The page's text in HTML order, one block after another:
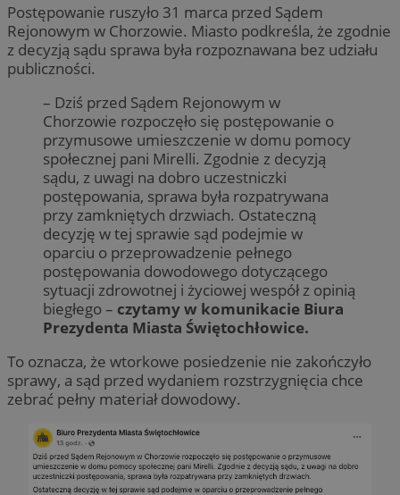
Postępowanie ruszyło 31 marca przed Sądem
Rejonowym w Chorzowie. Miasto podkreśla, że zgodnie
z decyzją sądu sprawa była rozpoznawana bez udziału
publiczności.
– Dziś przed Sądem Rejonowym w
Chorzowie rozpoczęło się postępowanie o
przymusowe umieszczenie w domu pomocy
społecznej pani Mirelli. Zgodnie z decyzją
sądu, z uwagi na dobro uczestniczki
postępowania, sprawa była rozpatrywana
przy zamkniętych drzwiach. Ostateczną
decyzję w tej sprawie sąd podejmie w
oparciu o przeprowadzenie pełnego
postępowania dowodowego dotyczącego
sytuacji zdrowotnej i życiowej wespół z opinią
biegłego – czytamy w komunikacie Biura
Prezydenta Miasta Świętochłowice.
To oznacza, że wtorkowe posiedzenie nie zakończyło
sprawy, a sąd przed wydaniem rozstrzygnięcia chce
zebrać pełny materiał dowodowy.